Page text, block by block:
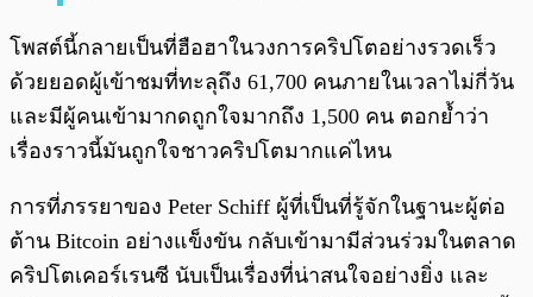
โพสต์นี้กลายเป็นที่ฮือฮาในวงการคริปโตอย่างรวดเร็ว
ด้วยยอดผู้เข้าชมที่ทะลุถึง 61,700 คนภายในเวลาไม่กี่วัน
และมีผู้คนเข้ามากดถูกใจมากถึง 1,500 คน ตอกย้ำว่า
เรื่องราวนี้มันถูกใจชาวคริปโตมากแค่ไหน
การที่ภรรยาของ Peter Schiff ผู้ที่เป็นที่รู้จักในฐานะผู้ต่อ
ต้าน Bitcoin อย่างแข็งขัน กลับเข้ามามีส่วนร่วมในตลาด
คริปโตเคอร์เรนซี นับเป็นเรื่องที่น่าสนใจอย่างยิ่ง และ